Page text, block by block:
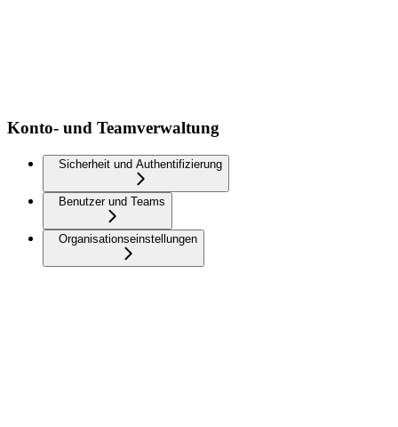
Konto- und Teamverwaltung
Sicherheit und Authentifizierung
Benutzer und Teams
Organisationseinstellungen